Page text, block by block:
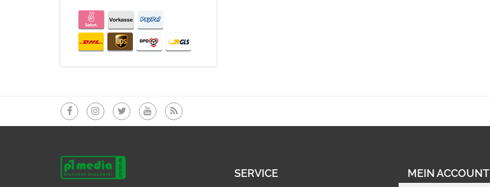
SERVICE MEIN ACCOUNT